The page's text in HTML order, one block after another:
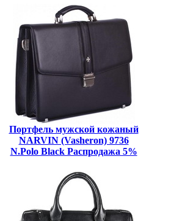
Портфель мужской кожаный
NARVIN (Vasheron) 9736
N.Polo Black Распродажа 5%